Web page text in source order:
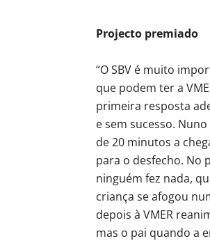
Projecto premiado
“O SBV é muito
que podem ter a
primeira resposta
e sem sucesso.
de 20 minutos a
para o desfecho. No
ninguém fez nada,
criança se afogou
depois à VMER
mas o pai quando a